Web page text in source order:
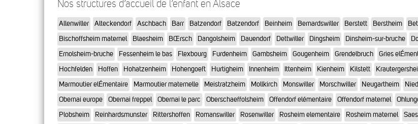
Nos structures d’accueil de l’enfant en Alsace
Allenwiller Alteckendorf Aschbach Barr Batzendorf Batzendorf Beinheim Bernardswiller Berstett Berstheim
Bischoffsheim maternel
Blaesheim BŒrsch Dangolsheim Dauendorf Dettwiller Dingsheim Dinsheim-sur-bruche
Ernolsheim-bruche
Fessenheim le bas Flexbourg Furdenheim Gambsheim Gougenheim Grendelbruch Gries
Hochfelden
Hoffen Hohatzenheim Hohengoeft Hurtigheim Innenheim Ittenheim Kienheim Kilstett
Marmoutier elÉmentaire
Marmoutier maternelle Meistratzheim Mollkirch Monswiller Morschwiller Neugartheim
Obernai europe
Obernai freppel Obernai le parc Oberschaeffolsheim Offendorf elémentaire Offendorf maternel
Plobsheim
Reinhardsmunster Rittershoffen Romanswiller Rosenwiller Rosheim elementaire Rosheim maternel